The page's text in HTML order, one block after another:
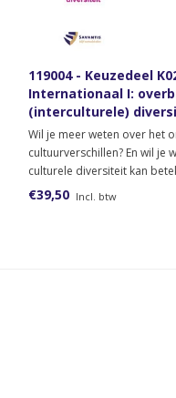
119004 - Keuzedeel
Internationaal I:
(interculturele)
(papieren versie)
Wil je meer weten over het
cultuurverschillen? En wil je
culturele diversiteit kan
een organisatie? Bestel dan
€39,50 Incl. btw